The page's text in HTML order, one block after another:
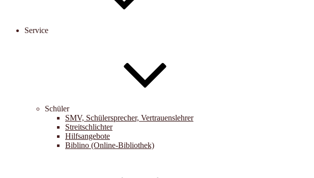
Service
Schüler
SMV, Schülersprecher, Vertrauenslehrer
Streitschlichter
Hilfsangebote
Biblino (Online-Bibliothek)